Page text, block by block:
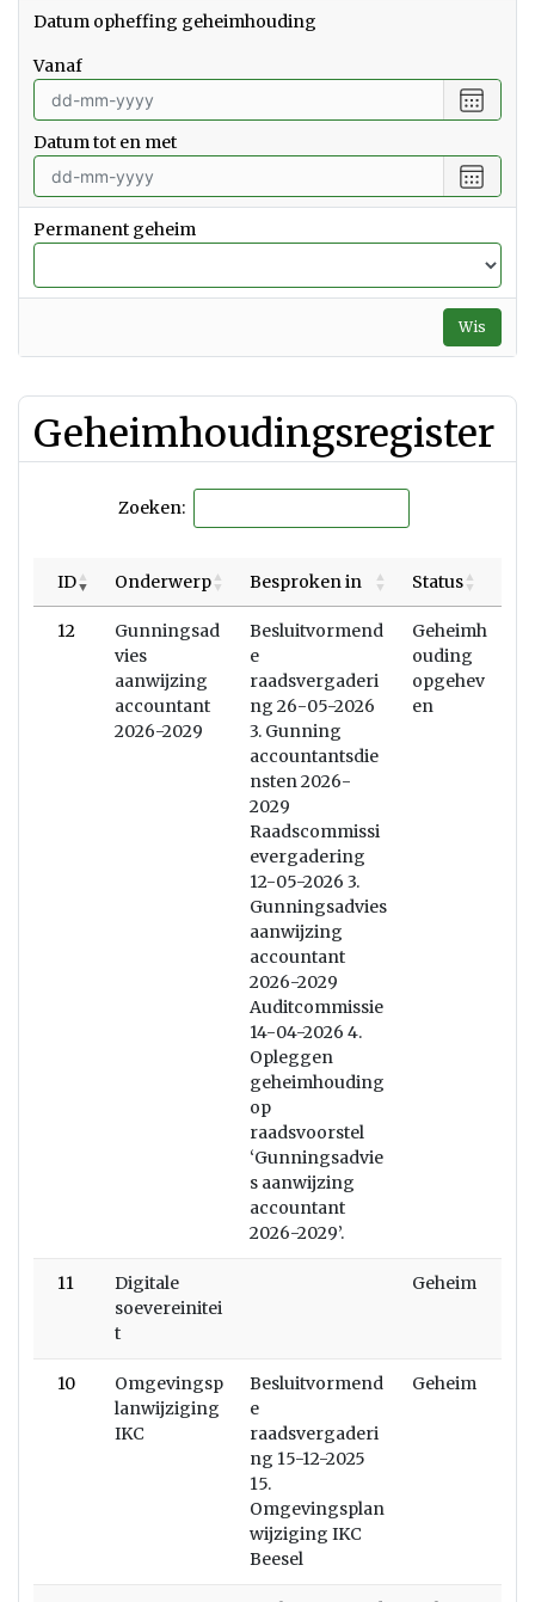
Datum opheffing geheimhouding
vanaf
een
vanaf
Datum tot en met
een
tot
en
met
Permanent geheim
Wis
Geheimhoudingsregister
Zoeken:
ID Onderwerp Besproken in Status
12
Gunningsad
vies
aanwijzing
accountant
2026-2029
Besluitvormend
e
raadsvergaderi
ng 26-05-2026
3. Gunning
accountantsdie
nsten 2026-
2029
Raadscommissi
evergadering
12-05-2026 3.
Gunningsadvies
aanwijzing
accountant
2026-2029
Auditcommissie
14-04-2026 4.
Opleggen
geheimhouding
op
raadsvoorstel
‘Gunningsadvie
s aanwijzing
accountant
2026-2029’.
Geheimh
ouding
opgehev
en
11
Digitale
soevereinitei
t
Geheim
10
Omgevingsp
lanwijziging
IKC
Besluitvormend
e
raadsvergaderi
ng 15-12-2025
15.
Omgevingsplan
wijziging IKC
Beesel
Geheim